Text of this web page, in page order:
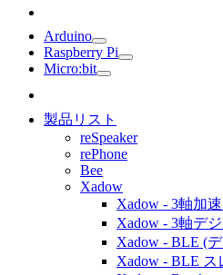
Arduino
Raspberry Pi
Micro:bit
製品リスト
reSpeaker
rePhone
Bee
Xadow
Xadow - 3軸加
Xadow - 3軸デ
Xadow - BLE (
Xadow - BLE ス